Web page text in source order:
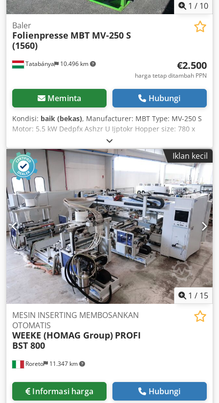
1 / 10
Tatabánya 10.496 km
Baler
Folienpresse MBT MV-250 S
(1560)
€2.500
harga tetap ditambah PPN
Meminta Hubungi
Kondisi: baik (bekas), Manufacturer: MBT Type: MV-250 S
Motor: 5.5 kW Dedpfx Ashzr U Ijptokr Hopper size: 780 x
600 mm Housing dimensions: 3500 x 1000 x 2200 mm
Iklan kecil
1 / 15
Roreto 11.347 km
MESIN INSERTING MEMBOSANKAN
OTOMATIS
WEEKE (HOMAG Group) PROFI
BST 800
Informasi harga Hubungi